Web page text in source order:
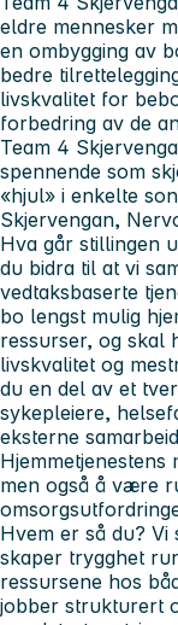
eldre mennesker
en ombygging av
bedre
livskvalitet for
forbedring av de
Team 4
spennende som
«hjul» i enkelte
Skjervengan,
Hva går stillingen
du bidra til at vi
vedtaksbaserte
bo lengst mulig
ressurser, og skal
livskvalitet og
du en del av et
sykepleiere,
eksterne
Hjemmetjenestens
men også å være
Hvem er så du? Vi
skaper trygghet
ressursene hos
jobber strukturert